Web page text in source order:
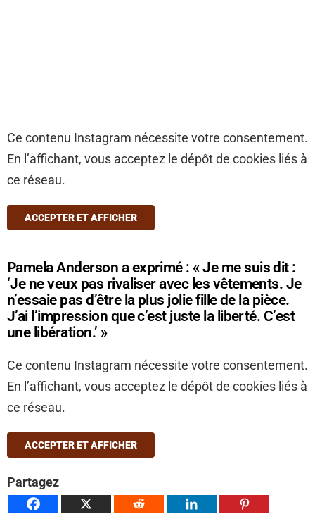
Ce contenu Instagram nécessite votre consentement.
En l’affichant, vous acceptez le dépôt de cookies liés à
ce réseau.
ACCEPTER ET AFFICHER
Pamela Anderson a exprimé : « Je me suis dit :
‘Je ne veux pas rivaliser avec les vêtements. Je
n’essaie pas d’être la plus jolie fille de la pièce.
J’ai l’impression que c’est juste la liberté. C’est
une libération.’ »
Ce contenu Instagram nécessite votre consentement.
En l’affichant, vous acceptez le dépôt de cookies liés à
ce réseau.
ACCEPTER ET AFFICHER
Partagez